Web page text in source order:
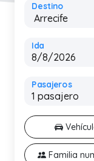
Destino
Ida
Pasajeros
Familia